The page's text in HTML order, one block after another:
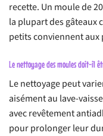
recette. Un moule de
la plupart des gâteaux
petits conviennent
Le nettoyage des moules doit-il
Le nettoyage peut
aisément au lave-
avec revêtement
pour prolonger leur